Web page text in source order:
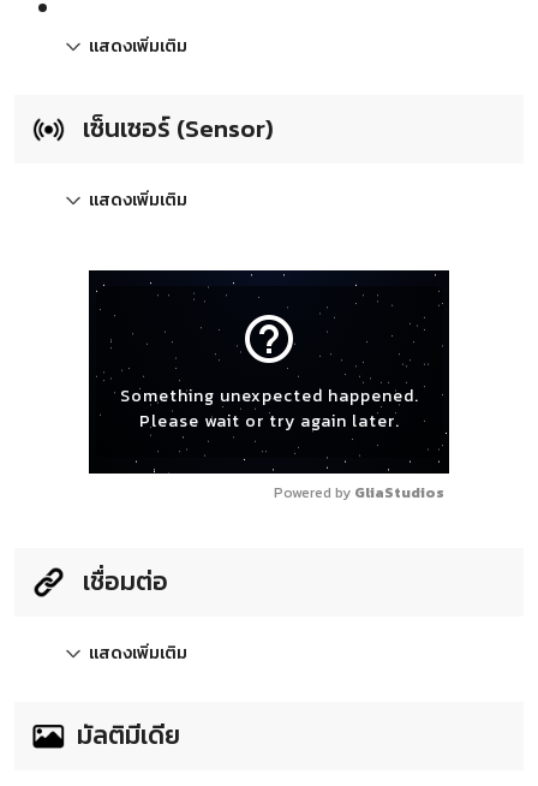
แสดงเพิ่มเติม
เซ็นเซอร์ (Sensor)
แสดงเพิ่มเติม
help_outline
Something unexpected happened.
Please wait or try again later.
Powered by GliaStudios
เชื่อมต่อ
แสดงเพิ่มเติม
มัลติมีเดีย